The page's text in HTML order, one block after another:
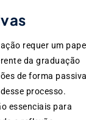
requer um
da graduação
de forma
processo.
essenciais para